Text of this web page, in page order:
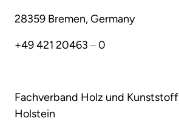
28359 Bremen, Germany
+49 421 20463 ‒0
Fachverband Holz und Kunststoff
Holstein